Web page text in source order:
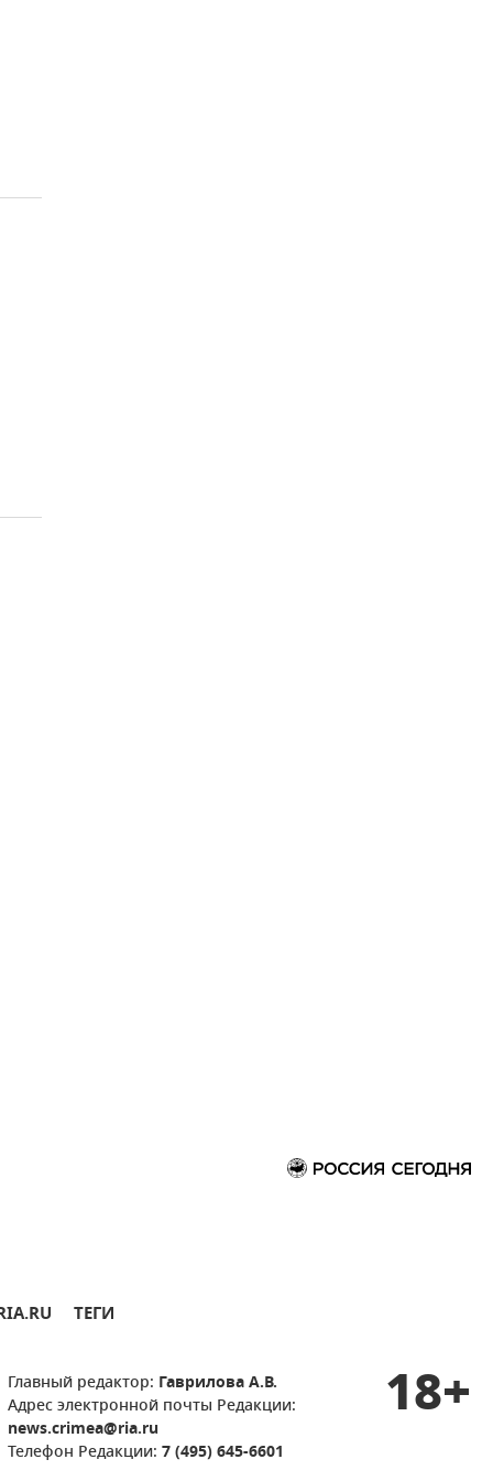
ТЕГИ
Главный редактор: Гаврилова А.В.
Адрес электронной почты Редакции:
news.crimea@ria.ru
Телефон Редакции: 7 (495) 645-6601
18+